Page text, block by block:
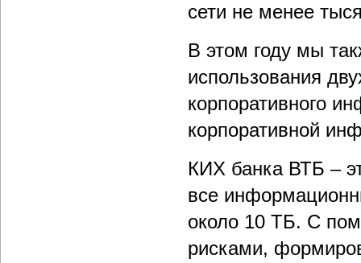
сети не менее
В этом году мы
использования
корпоративного
корпоративной
КИХ банка ВТБ –
все
около 10 ТБ. С
рисками,